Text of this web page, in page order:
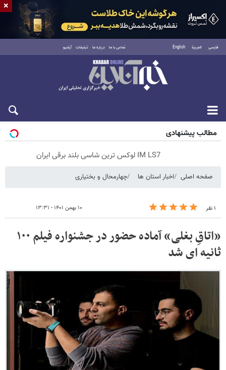
فارسی العربية English تماس با ما درباره ما تبلیغات آرشیو
پنجشنبه ۱۵ مرداد ۱۴۰۵
مطالب پیشنهادی
IM LS7 لوکس ترین شاسی بلند برقی ایران
صفحه اصلی اخبار استان ها چهارمحال و بختیاری
۱ نفر ۱۰ بهمن ۱۴۰۱ - ۱۳:۳۱
«اتاقِ بغلی» آماده حضور در جشنواره فیلم ۱۰۰
ثانیه ای شد
×